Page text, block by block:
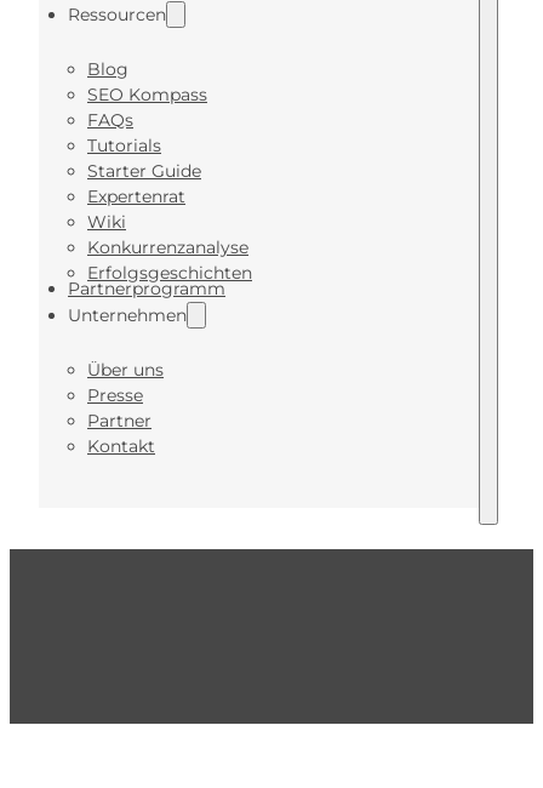
Ressourcen
Blog
SEO Kompass
FAQs
Tutorials
Starter Guide
Expertenrat
Wiki
Konkurrenzanalyse
Erfolgsgeschichten
Partnerprogramm
Unternehmen
Über uns
Presse
Partner
Kontakt